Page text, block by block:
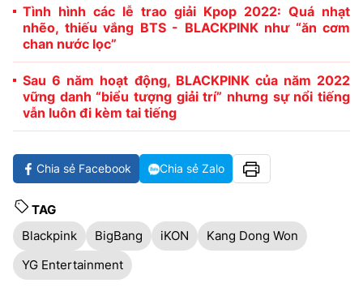
Tình hình các lễ trao giải Kpop 2022: Quá nhạt
nhẽo, thiếu vắng BTS - BLACKPINK như “ăn cơm
chan nước lọc”
Sau 6 năm hoạt động, BLACKPINK của năm 2022
vững danh “biểu tượng giải trí” nhưng sự nổi tiếng
vẫn luôn đi kèm tai tiếng
Chia sẻ Facebook Chia sẻ Zalo
TAG
Blackpink
BigBang iKON
Kang Dong Won
YG Entertainment